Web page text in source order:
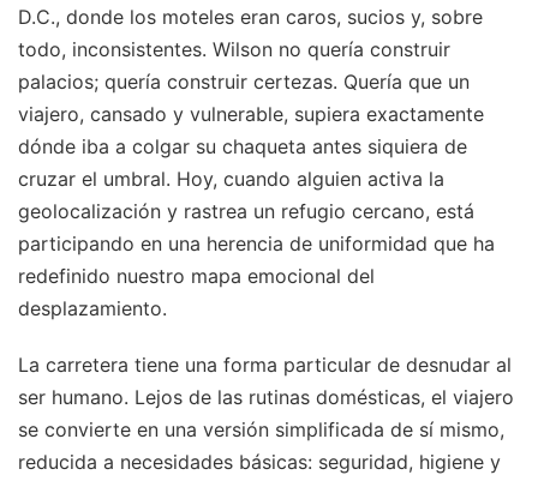
D.C., donde los moteles eran caros, sucios y, sobre
todo, inconsistentes. Wilson no quería construir
palacios; quería construir certezas. Quería que un
viajero, cansado y vulnerable, supiera exactamente
dónde iba a colgar su chaqueta antes siquiera de
cruzar el umbral. Hoy, cuando alguien activa la
geolocalización y rastrea un refugio cercano, está
participando en una herencia de uniformidad que ha
redefinido nuestro mapa emocional del
desplazamiento.
La carretera tiene una forma particular de desnudar al
ser humano. Lejos de las rutinas domésticas, el viajero
se convierte en una versión simplificada de sí mismo,
reducida a necesidades básicas: seguridad, higiene y